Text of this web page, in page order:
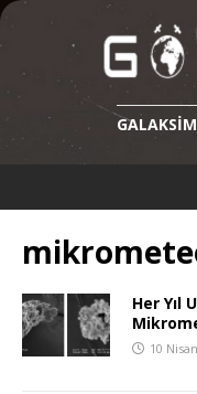
Her Yıl
10